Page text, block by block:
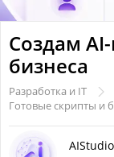
Создам
бизнеса
Разработка и IT
Готовые скрипты и